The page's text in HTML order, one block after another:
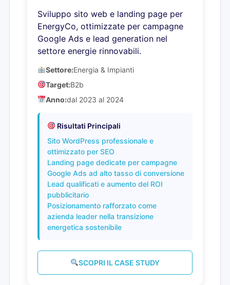
Sviluppo sito web e landing page per
EnergyCo, ottimizzate per campagne
Google Ads e lead generation nel
settore energie rinnovabili.
Settore:Energia & Impianti
Target:B2b
Anno:dal 2023 al 2024
Risultati Principali
Sito WordPress professionale e
ottimizzato per SEO
Landing page dedicate per campagne
Google Ads ad alto tasso di conversione
Lead qualificati e aumento del ROI
pubblicitario
Posizionamento rafforzato come
azienda leader nella transizione
energetica sostenibile
SCOPRI IL CASE STUDY